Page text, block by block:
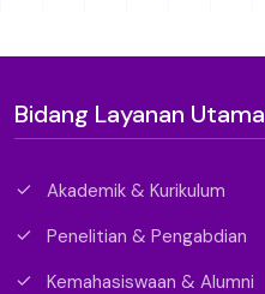
Bidang Layanan Utama
Akademik & Kurikulum
Penelitian & Pengabdian
Kemahasiswaan & Alumni